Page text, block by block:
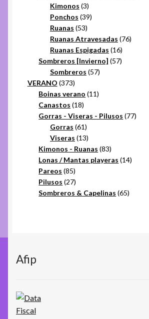
Kimonos 33
productos
Ponchos 3939
Ruanas 5353
productos
Ruanas Atravesadas 7676
Ruanas Espigadas 1616
productos
Sombreros [Invierno] 5757
Sombreros 5757
VERANO 373373
productos
Boinas verano 1111
Canastos 1818
productos
Gorras - Viseras - Pilusos 7777
Gorras 6161
productos
Viseras 1313
productos
Kimonos - Ruanas 8383
productos
Lonas / Mantas playeras 1414
Pareos 8585
productos
Pilusos 2727
productos
Sombreros & Capelinas 6565
Afip